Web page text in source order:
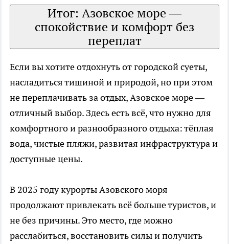
Итог: Азовское море —
спокойствие и комфорт без
переплат
Если вы хотите отдохнуть от городской суеты,
насладиться тишиной и природой, но при этом
не переплачивать за отдых, Азовское море —
отличный выбор. Здесь есть всё, что нужно для
комфортного и разнообразного отдыха: тёплая
вода, чистые пляжи, развитая инфраструктура и
доступные цены.
В 2025 году курорты Азовского моря
продолжают привлекать всё больше туристов, и
не без причины. Это место, где можно
расслабиться, восстановить силы и получить